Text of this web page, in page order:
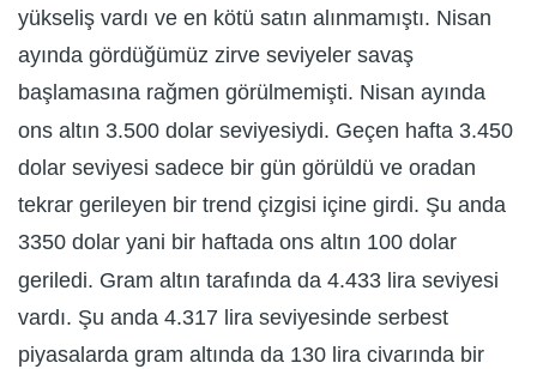
yükseliş vardı ve en kötü satın alınmamıştı. Nisan
ayında gördüğümüz zirve seviyeler savaş
başlamasına rağmen görülmemişti. Nisan ayında
ons altın 3.500 dolar seviyesiydi. Geçen hafta 3.450
dolar seviyesi sadece bir gün görüldü ve oradan
tekrar gerileyen bir trend çizgisi içine girdi. Şu anda
3350 dolar yani bir haftada ons altın 100 dolar
geriledi. Gram altın tarafında da 4.433 lira seviyesi
vardı. Şu anda 4.317 lira seviyesinde serbest
piyasalarda gram altında da 130 lira civarında bir